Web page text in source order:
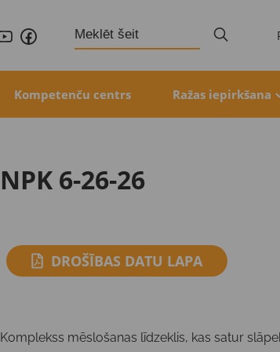
Search
for:
Kompetenču centrs Ražas iepirkšana
NPK 6-26-26
DROŠĪBAS DATU LAPA
Komplekss mēslošanas līdzeklis, kas satur